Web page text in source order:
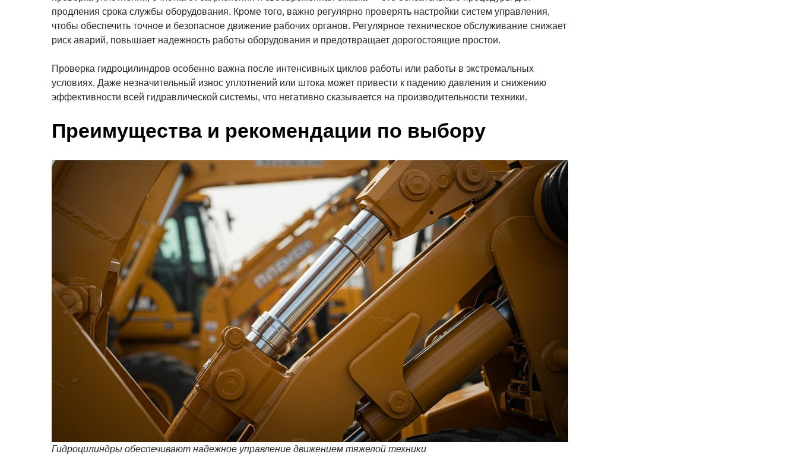
продления срока службы оборудования. Кроме того, важно регулярно проверять настройки систем управления,
чтобы обеспечить точное и безопасное движение рабочих органов. Регулярное техническое обслуживание снижает
риск аварий, повышает надежность работы оборудования и предотвращает дорогостоящие простои.
Проверка гидроцилиндров особенно важна после интенсивных циклов работы или работы в экстремальных
условиях. Даже незначительный износ уплотнений или штока может привести к падению давления и снижению
эффективности всей гидравлической системы, что негативно сказывается на производительности техники.
Преимущества и рекомендации по выбору
Гидроцилиндры обеспечивают надежное управление движением тяжелой техники